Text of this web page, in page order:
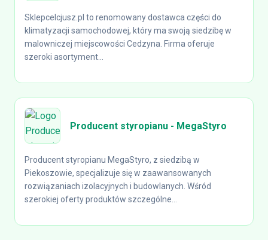
Sklepcelcjusz.pl to renomowany dostawca części do
klimatyzacji samochodowej, który ma swoją siedzibę w
malowniczej miejscowości Cedzyna. Firma oferuje
szeroki asortyment...
Producent styropianu - MegaStyro
Producent styropianu MegaStyro, z siedzibą w
Piekoszowie, specjalizuje się w zaawansowanych
rozwiązaniach izolacyjnych i budowlanych. Wśród
szerokiej oferty produktów szczególne...